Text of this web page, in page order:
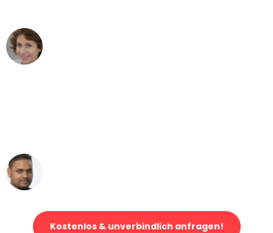
Kostenlos & unverbindlich anfragen!